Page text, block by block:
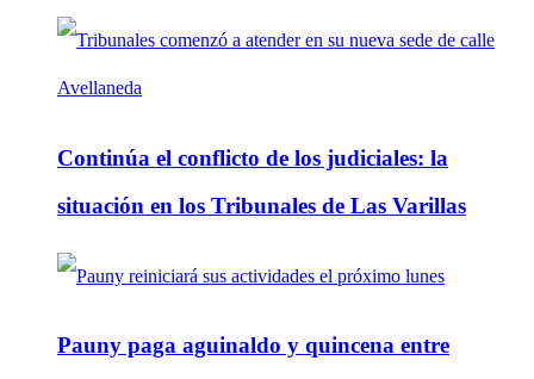
Continúa el conflicto de los judiciales: la
situación en los Tribunales de Las Varillas
Pauny paga aguinaldo y quincena entre